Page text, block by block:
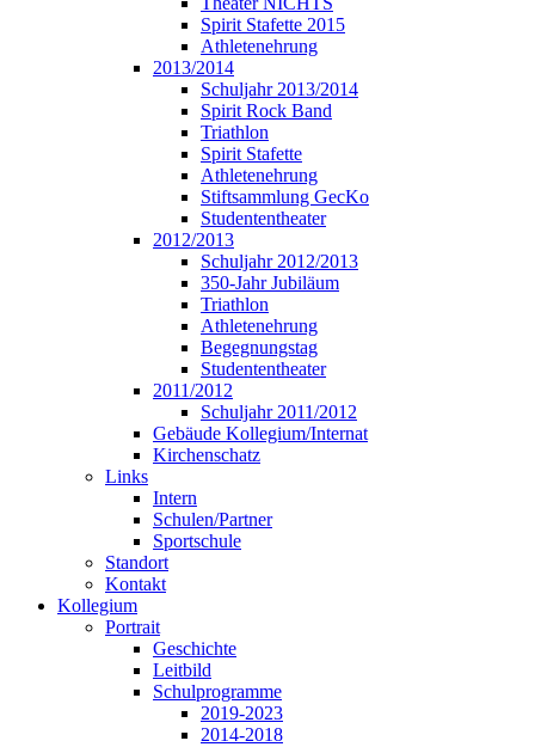
Spirit Stafette 2015
Athletenehrung
2013/2014
Schuljahr 2013/2014
Spirit Rock Band
Triathlon
Spirit Stafette
Athletenehrung
Stiftsammlung GecKo
Studententheater
2012/2013
Schuljahr 2012/2013
350-Jahr Jubiläum
Triathlon
Athletenehrung
Begegnungstag
Studententheater
2011/2012
Schuljahr 2011/2012
Gebäude Kollegium/Internat
Kirchenschatz
Links
Intern
Schulen/Partner
Sportschule
Standort
Kontakt
Kollegium
Portrait
Geschichte
Leitbild
Schulprogramme
2019-2023
2014-2018